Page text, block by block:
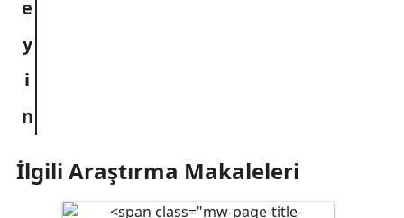
İlgili Araştırma Makaleleri